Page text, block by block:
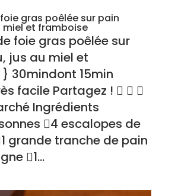
gras poêlée sur pain
miel et framboise
foie gras poêlée sur
jus au miel et
30mindont 15min
facile Partagez !   
Ingrédients
4 escalopes de
grande tranche de pain
1...